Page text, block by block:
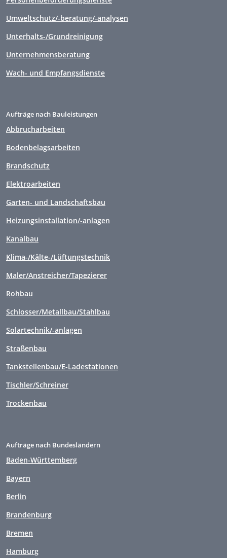
Umweltschutz/-beratung/-analysen
Unterhalts-/Grundreinigung
Unternehmensberatung
Wach- und Empfangsdienste
Aufträge nach Bauleistungen
Abbrucharbeiten
Bodenbelagsarbeiten
Brandschutz
Elektroarbeiten
Garten- und Landschaftsbau
Heizungsinstallation/-anlagen
Kanalbau
Klima-/Kälte-/Lüftungstechnik
Maler/Anstreicher/Tapezierer
Rohbau
Schlosser/Metallbau/Stahlbau
Solartechnik/-anlagen
Straßenbau
Tankstellenbau/E-Ladestationen
Tischler/Schreiner
Trockenbau
Aufträge nach Bundesländern
Baden-Württemberg
Bayern
Berlin
Brandenburg
Bremen
Hamburg